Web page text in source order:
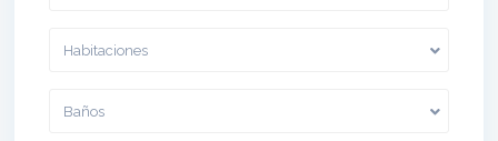
Habitaciones
Baños